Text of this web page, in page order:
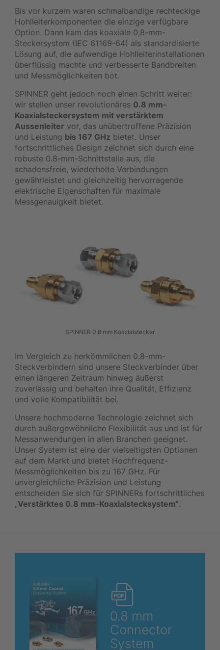
Bis vor kurzem waren schmalbandige rechteckige
Hohlleiterkomponenten die einzige verfügbare
Option. Dann kam das koaxiale 0,8-mm-
Steckersystem (IEC 61169-64) als standardisierte
Lösung auf, die aufwendige Hohlleiterinstallationen
überflüssig machte und verbesserte Bandbreiten
und Messmöglichkeiten bot.
SPINNER geht jedoch noch einen Schritt weiter:
wir stellen unser revolutionäres 0.8 mm-
Koaxialsteckersystem mit verstärktem
Aussenleiter vor, das unübertroffene Präzision
und Leistung bis 167 GHz bietet. Unser
fortschrittliches Design zeichnet sich durch eine
robuste 0.8-mm-Schnittstelle aus, die
schadensfreie, wiederholte Verbindungen
gewährleistet und gleichzeitig hervorragende
elektrische Eigenschaften für maximale
Messgenauigkeit bietet.
SPINNER 0.8 mm Koaxialstecker
Im Vergleich zu herkömmlichen 0.8-mm-
Steckverbindern sind unsere Steckverbinder über
einen längeren Zeitraum hinweg äußerst
zuverlässig und behalten ihre Qualität, Effizienz
und volle Kompatibilität bei.
Unsere hochmoderne Technologie zeichnet sich
durch außergewöhnliche Flexibilität aus und ist für
Messanwendungen in allen Branchen geeignet.
Unser System ist eine der vielseitigsten Optionen
auf dem Markt und bietet Hochfrequenz-
Messmöglichkeiten bis zu 167 GHz. Für
unvergleichliche Präzision und Leistung
entscheiden Sie sich für SPINNERs fortschrittliches
„Verstärktes 0.8 mm–Koaxialstecksystem“.
0.8 mm
Connector
System